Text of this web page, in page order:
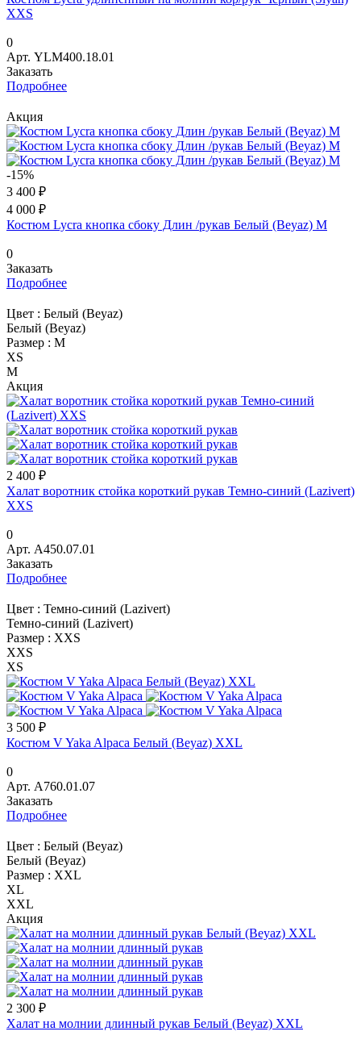
XXS
0
Арт. YLM400.18.01
Заказать
Подробнее
Акция
-15%
3 400 ₽
4 000 ₽
Костюм Lycra кнопка сбоку Длин /рукав Белый (Beyaz) M
0
Заказать
Подробнее
Цвет : Белый (Beyaz)
Белый (Beyaz)
Размер : M
XS
M
Акция
2 400 ₽
Халат воротник стойка короткий рукав Темно-синий (Lazivert)
XXS
0
Арт. A450.07.01
Заказать
Подробнее
Цвет : Темно-синий (Lazivert)
Темно-синий (Lazivert)
Размер : XXS
XXS
XS
3 500 ₽
Костюм V Yaka Alpaca Белый (Beyaz) XXL
0
Арт. A760.01.07
Заказать
Подробнее
Цвет : Белый (Beyaz)
Белый (Beyaz)
Размер : XXL
XL
XXL
Акция
2 300 ₽
Халат на молнии длинный рукав Белый (Beyaz) XXL